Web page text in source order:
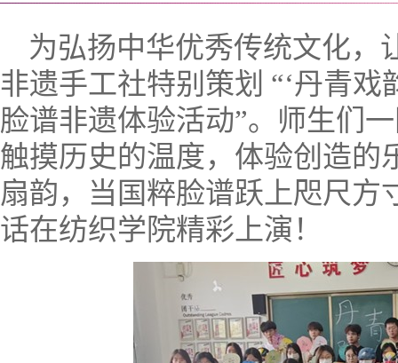
为弘扬中华优秀传统文化，
非遗手工社特别策划 “‘丹青
脸谱非遗体验活动”。师生们
触摸历史的温度，体验创造的
扇韵，当国粹脸谱跃上咫尺方
话在纺织学院精彩上演！